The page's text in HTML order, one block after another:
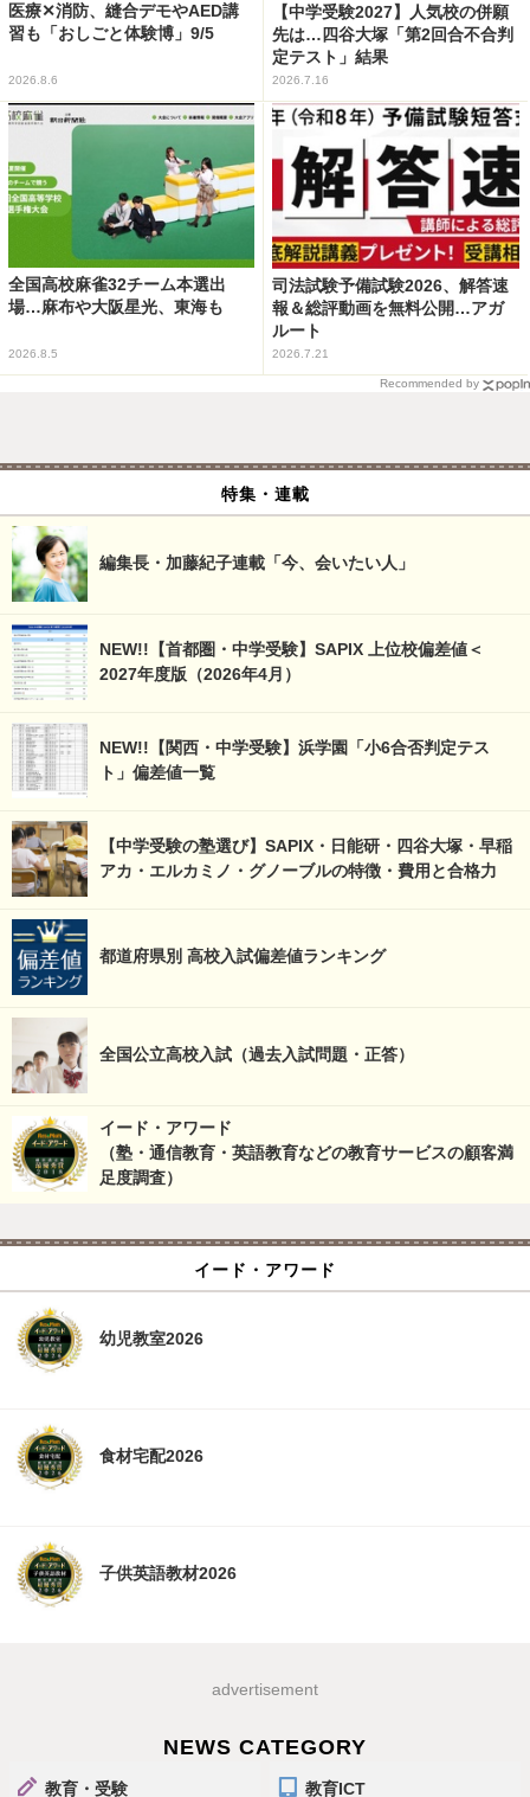
医療✕消防、縫合デモやAED講
習も「おしごと体験博」9/5
2026.8.6
【中学受験2027】人気校の併願
先は…四谷大塚「第2回合不合判
定テスト」結果
2026.7.16
全国高校麻雀32チーム本選出
場…麻布や大阪星光、東海も
2026.8.5
司法試験予備試験2026、解答速
報＆総評動画を無料公開…アガ
ルート
2026.7.21
Recommended by
特集・連載
編集長・加藤紀子連載「今、会いたい人」
NEW!!【首都圏・中学受験】SAPIX 上位校偏差値＜
2027年度版（2026年4月）
NEW!!【関西・中学受験】浜学園「小6合否判定テス
ト」偏差値一覧
【中学受験の塾選び】SAPIX・日能研・四谷大塚・早稲
アカ・エルカミノ・グノーブルの特徴・費用と合格力
都道府県別 高校入試偏差値ランキング
全国公立高校入試（過去入試問題・正答）
イード・アワード
（塾・通信教育・英語教育などの教育サービスの顧客満
足度調査）
イード・アワード
幼児教室2026
食材宅配2026
子供英語教材2026
advertisement
NEWS CATEGORY
教育・受験 教育ICT